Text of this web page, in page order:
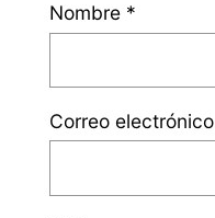
Nombre *
Correo electrónico